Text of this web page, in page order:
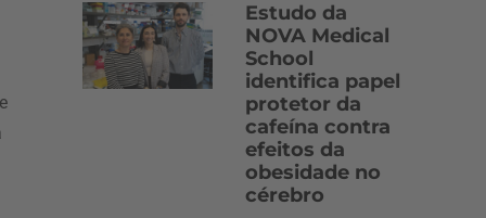
Estudo da
NOVA Medical
School
identifica papel
protetor da
cafeína contra
efeitos da
obesidade no
cérebro